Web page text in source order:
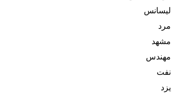
لیسانس
مرد
مشهد
مهندس
نفت
یزد